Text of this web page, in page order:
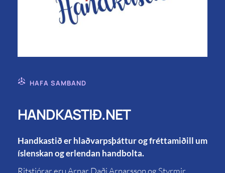
HAFA SAMBAND
HANDKASTIÐ.NET
Handkastið er hlaðvarpsþáttur og fréttamiðill um
íslenskan og erlendan handbolta.